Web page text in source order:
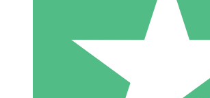
Packs de Crédits
Payez à l'utilisation avec des crédits de
1 Téléchargement